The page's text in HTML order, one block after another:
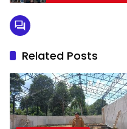
Related Posts